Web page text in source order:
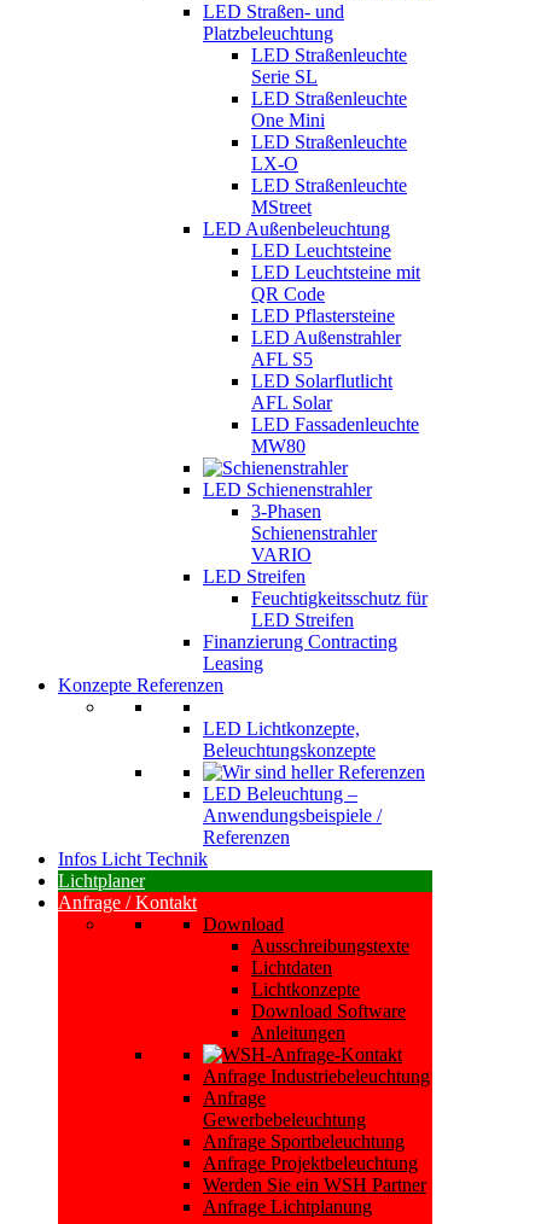
LED Straßen- und
Platzbeleuchtung
LED Straßenleuchte
Serie SL
LED Straßenleuchte
One Mini
LED Straßenleuchte
LX-O
LED Straßenleuchte
MStreet
LED Außenbeleuchtung
LED Leuchtsteine
LED Leuchtsteine mit
QR Code
LED Pflastersteine
LED Außenstrahler
AFL S5
LED Solarflutlicht
AFL Solar
LED Fassadenleuchte
MW80
LED Schienenstrahler
3-Phasen
Schienenstrahler
VARIO
LED Streifen
Feuchtigkeitsschutz für
LED Streifen
Finanzierung Contracting
Leasing
Konzepte Referenzen
LED Lichtkonzepte,
Beleuchtungskonzepte
LED Beleuchtung –
Anwendungsbeispiele /
Referenzen
Infos Licht Technik
Lichtplaner
Anfrage / Kontakt
Download
Ausschreibungstexte
Lichtdaten
Lichtkonzepte
Download Software
Anleitungen
Anfrage Industriebeleuchtung
Anfrage
Gewerbebeleuchtung
Anfrage Sportbeleuchtung
Anfrage Projektbeleuchtung
Werden Sie ein WSH Partner
Anfrage Lichtplanung